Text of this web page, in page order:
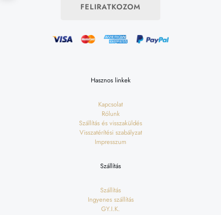
FELIRATKOZOM
Hasznos linkek
Kapcsolat
Rólunk
Szállítás és visszaküldés
Visszatérítési szabályzat
Impresszum
Szállítás
Szállítás
Ingyenes szállítás
GY.I.K.